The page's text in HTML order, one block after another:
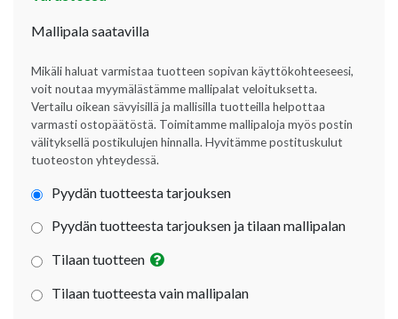
Mallipala saatavilla
Mikäli haluat varmistaa tuotteen sopivan käyttökohteeseesi,
voit noutaa myymälästämme mallipalat veloituksetta.
Vertailu oikean sävyisillä ja mallisilla tuotteilla helpottaa
varmasti ostopäätöstä. Toimitamme mallipaloja myös postin
välityksellä postikulujen hinnalla. Hyvitämme postituskulut
tuoteoston yhteydessä.
Pyydän tuotteesta tarjouksen
Pyydän tuotteesta tarjouksen ja tilaan mallipalan
Tilaan tuotteen
Tilaan tuotteesta vain mallipalan